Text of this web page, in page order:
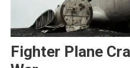
Fighter Plane